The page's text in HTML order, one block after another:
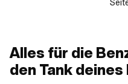
Alles für die
den Tank